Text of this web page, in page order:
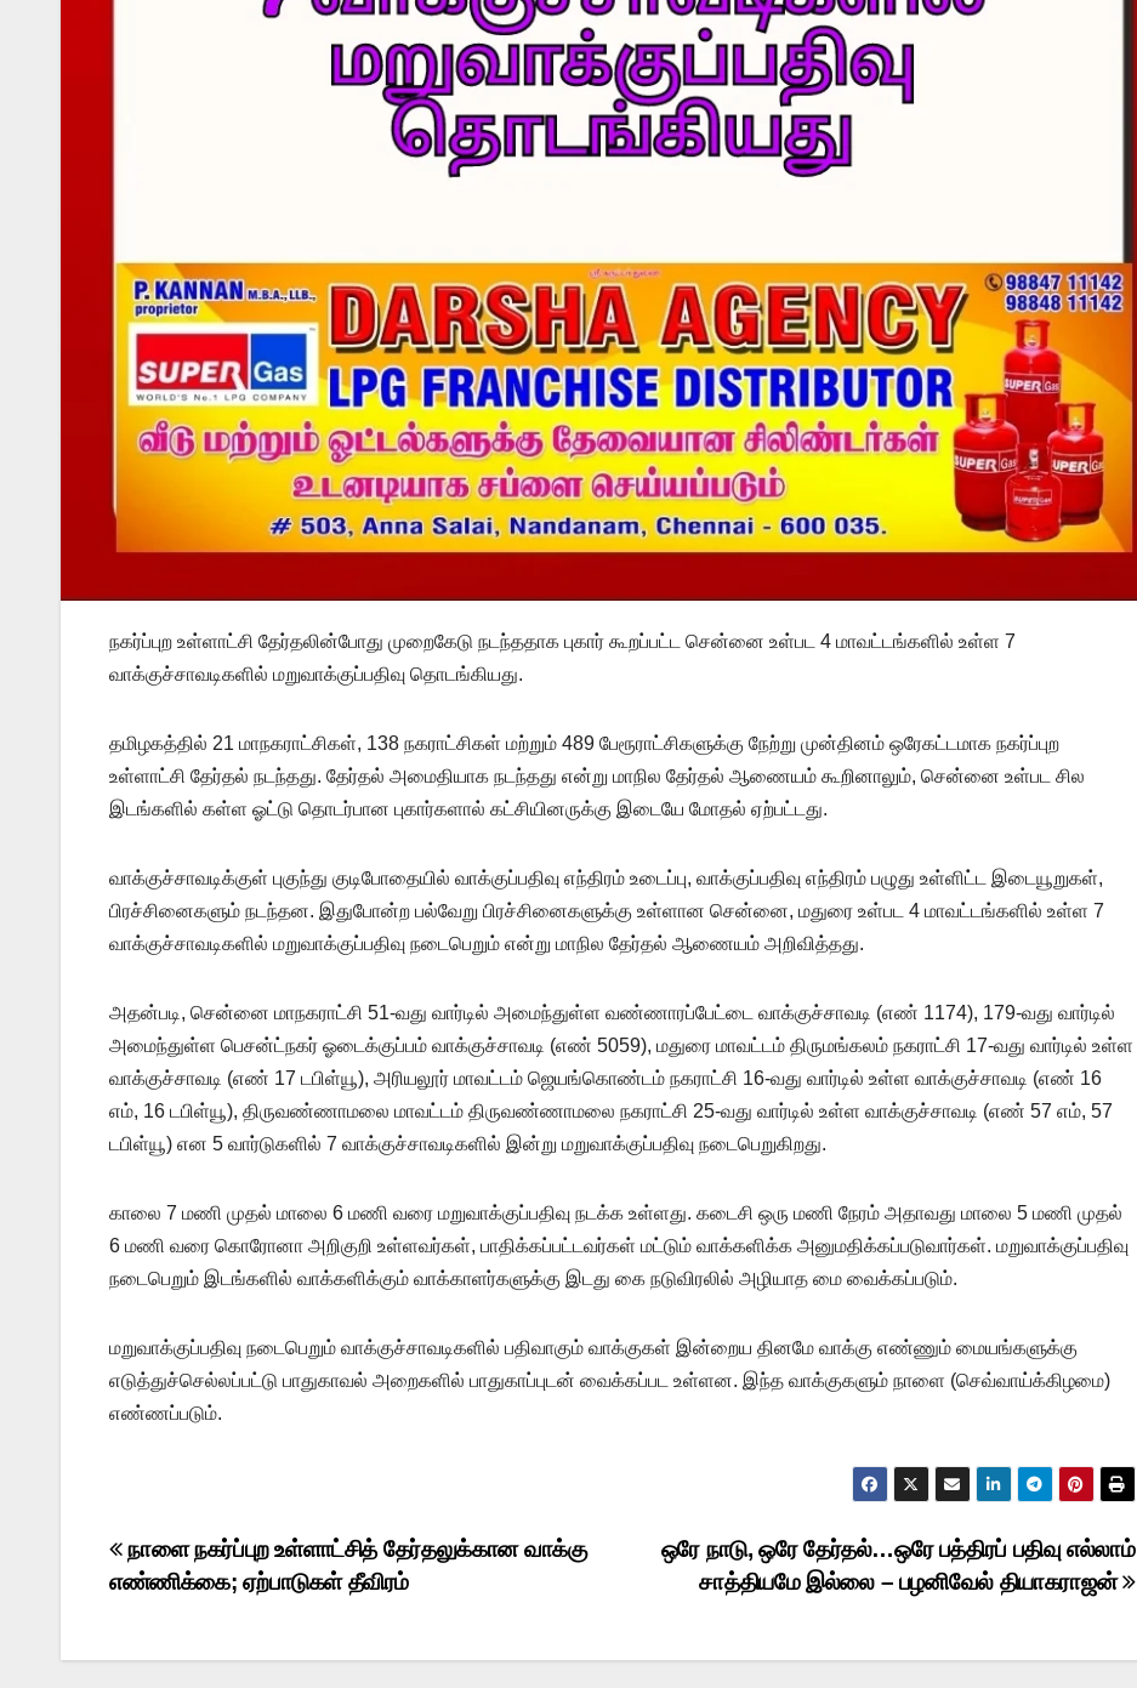
நகர்ப்புற உள்ளாட்சி தேர்தலின்போது முறைகேடு நடந்ததாக புகார் கூறப்பட்ட சென்னை உள்பட 4 மாவட்டங்களில் உள்ள 7
வாக்குச்சாவடிகளில் மறுவாக்குப்பதிவு தொடங்கியது.
தமிழகத்தில் 21 மாநகராட்சிகள், 138 நகராட்சிகள் மற்றும் 489 பேரூராட்சிகளுக்கு நேற்று முன்தினம் ஒரேகட்டமாக நகர்ப்புற
உள்ளாட்சி தேர்தல் நடந்தது. தேர்தல் அமைதியாக நடந்தது என்று மாநில தேர்தல் ஆணையம் கூறினாலும், சென்னை உள்பட சில
இடங்களில் கள்ள ஓட்டு தொடர்பான புகார்களால் கட்சியினருக்கு இடையே மோதல் ஏற்பட்டது.
வாக்குச்சாவடிக்குள் புகுந்து குடிபோதையில் வாக்குப்பதிவு எந்திரம் உடைப்பு, வாக்குப்பதிவு எந்திரம் பழுது உள்ளிட்ட இடையூறுகள்,
பிரச்சினைகளும் நடந்தன. இதுபோன்ற பல்வேறு பிரச்சினைகளுக்கு உள்ளான சென்னை, மதுரை உள்பட 4 மாவட்டங்களில் உள்ள 7
வாக்குச்சாவடிகளில் மறுவாக்குப்பதிவு நடைபெறும் என்று மாநில தேர்தல் ஆணையம் அறிவித்தது.
அதன்படி, சென்னை மாநகராட்சி 51-வது வார்டில் அமைந்துள்ள வண்ணாரப்பேட்டை வாக்குச்சாவடி (எண் 1174), 179-வது வார்டில்
அமைந்துள்ள பெசன்ட்நகர் ஓடைக்குப்பம் வாக்குச்சாவடி (எண் 5059), மதுரை மாவட்டம் திருமங்கலம் நகராட்சி 17-வது வார்டில் உள்ள
வாக்குச்சாவடி (எண் 17 டபிள்யூ), அரியலூர் மாவட்டம் ஜெயங்கொண்டம் நகராட்சி 16-வது வார்டில் உள்ள வாக்குச்சாவடி (எண் 16
எம், 16 டபிள்யூ), திருவண்ணாமலை மாவட்டம் திருவண்ணாமலை நகராட்சி 25-வது வார்டில் உள்ள வாக்குச்சாவடி (எண் 57 எம், 57
டபிள்யூ) என 5 வார்டுகளில் 7 வாக்குச்சாவடிகளில் இன்று மறுவாக்குப்பதிவு நடைபெறுகிறது.
காலை 7 மணி முதல் மாலை 6 மணி வரை மறுவாக்குப்பதிவு நடக்க உள்ளது. கடைசி ஒரு மணி நேரம் அதாவது மாலை 5 மணி முதல்
6 மணி வரை கொரோனா அறிகுறி உள்ளவர்கள், பாதிக்கப்பட்டவர்கள் மட்டும் வாக்களிக்க அனுமதிக்கப்படுவார்கள். மறுவாக்குப்பதிவு
நடைபெறும் இடங்களில் வாக்களிக்கும் வாக்காளர்களுக்கு இடது கை நடுவிரலில் அழியாத மை வைக்கப்படும்.
மறுவாக்குப்பதிவு நடைபெறும் வாக்குச்சாவடிகளில் பதிவாகும் வாக்குகள் இன்றைய தினமே வாக்கு எண்ணும் மையங்களுக்கு
எடுத்துச்செல்லப்பட்டு பாதுகாவல் அறைகளில் பாதுகாப்புடன் வைக்கப்பட உள்ளன. இந்த வாக்குகளும் நாளை (செவ்வாய்க்கிழமை)
எண்ணப்படும்.
Post
navigation
ஒரே நாடு, ஒரே தேர்தல்…ஒரே பத்திரப் பதிவு எல்லாம்
சாத்தியமே இல்லை – பழனிவேல் தியாகராஜன்
நாளை நகர்ப்புற உள்ளாட்சித் தேர்தலுக்கான வாக்கு
எண்ணிக்கை; ஏற்பாடுகள் தீவிரம்